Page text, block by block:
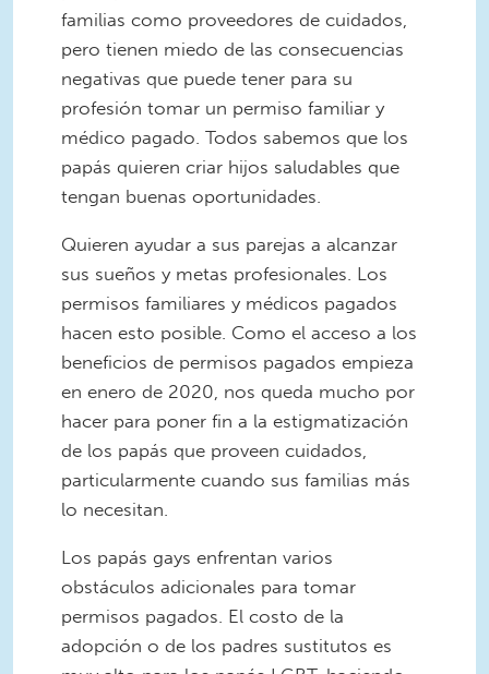
familias como proveedores de cuidados,
pero tienen miedo de las consecuencias
negativas que puede tener para su
profesión tomar un permiso familiar y
médico pagado. Todos sabemos que los
papás quieren criar hijos saludables que
tengan buenas oportunidades.
Quieren ayudar a sus parejas a alcanzar
sus sueños y metas profesionales. Los
permisos familiares y médicos pagados
hacen esto posible. Como el acceso a los
beneficios de permisos pagados empieza
en enero de 2020, nos queda mucho por
hacer para poner fin a la estigmatización
de los papás que proveen cuidados,
particularmente cuando sus familias más
lo necesitan.
Los papás gays enfrentan varios
obstáculos adicionales para tomar
permisos pagados. El costo de la
adopción o de los padres sustitutos es